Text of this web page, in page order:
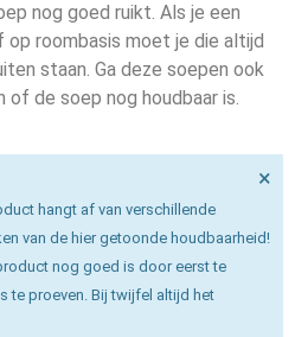
nog goed ruikt. Als je een
roombasis moet je die altijd
staan. Ga deze soepen ook
de soep nog houdbaar is.
hangt af van verschillende
van de hier getoonde houdbaarheid!
nog goed is door eerst te
te proeven. Bij twijfel altijd het
×